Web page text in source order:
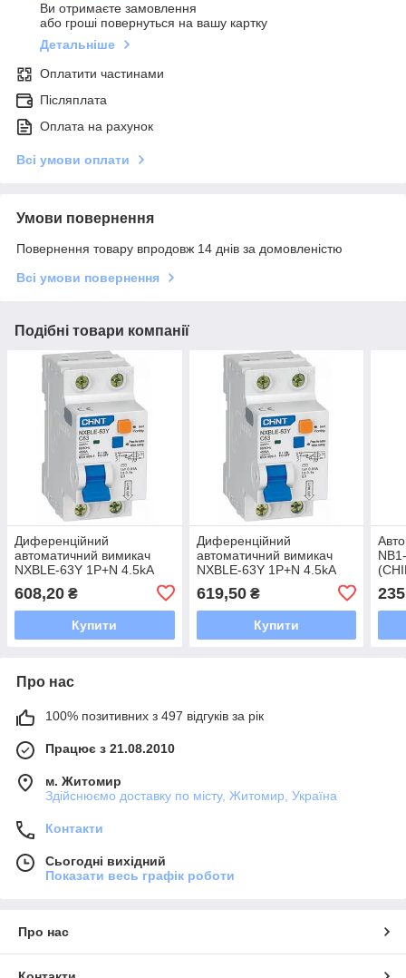
Ви отримаєте замовлення
або гроші повернуться на вашу картку
Детальніше
Оплатити частинами
Післяплата
Оплата на рахунок
Всі умови оплати
Умови повернення
Повернення товару впродовж 14 днів за домовленістю
Всі умови повернення
Подібні товари компанії
Диференційний
автоматичний вимикач
NXBLE-63Y 1P+N 4.5kA
608,20 ₴
Купити
Диференційний
автоматичний вимикач
NXBLE-63Y 1P+N 4.5kA
619,50₴
Купити
Про нас
100% позитивних з 497 відгуків за рік
Працює з 21.08.2010
м. Житомир
Здійснюємо доставку по місту, Житомир, Україна
Контакти
Сьогодні вихідний
Показати весь графік роботи
Про нас